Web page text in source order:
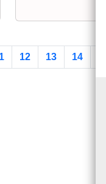
12 13 14